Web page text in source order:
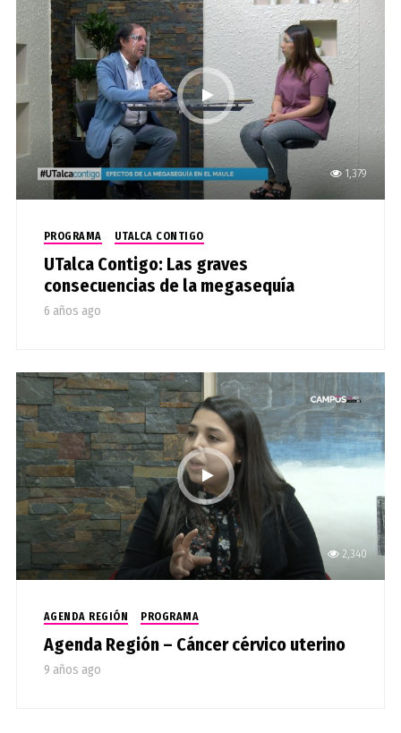
1,379
PROGRAMA UTALCA CONTIGO
UTalca Contigo: Las graves
consecuencias de la megasequía
6 años ago
2,340
AGENDA REGIÓN PROGRAMA
Agenda Región – Cáncer cérvico uterino
9 años ago